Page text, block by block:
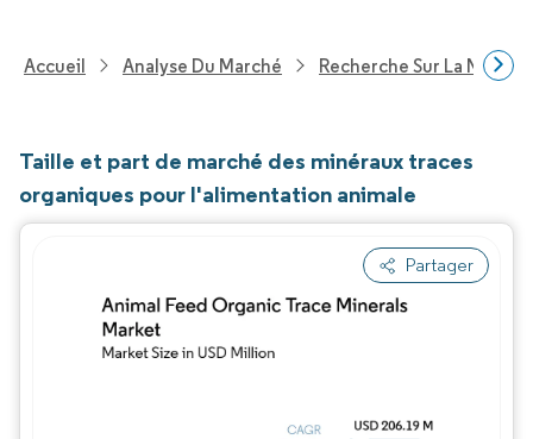
Accueil Analyse Du Marché Recherche Sur La
Taille et part de marché des minéraux traces
organiques pour l'alimentation animale
Partager